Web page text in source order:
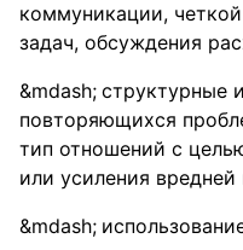
коммуникации,
задач, обсуждения
структурные
повторяющихся
тип отношений с
или усиления